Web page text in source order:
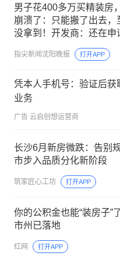
男子花400多万买精装房
崩溃了：只能搬了出去，
没拿到！开发商：还在申
指尖新闻沈阳晚报 打开APP
凭本人手机号：验证后获
业务
广告 云启创想运营商
长沙6月新房微跌：告别
市步入品质分化新阶段
筑家匠心工坊 打开APP
你的公积金也能“装房子”
市州已落地
红网 打开APP